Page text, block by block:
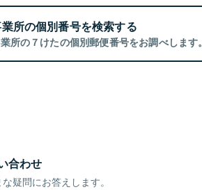
所の個別番号を検索する
所の７けたの個別郵便番号をお調べします。
合わせ
疑問にお答えします。